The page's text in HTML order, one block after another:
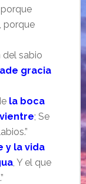
porque
del sabio
gracia
la boca
; Se
y la vida
, Y el que